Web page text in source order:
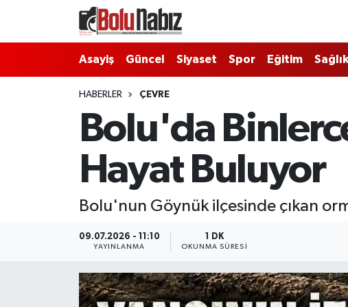
Asayiş Güncel Siyaset Spor Eğitim Sağlık
HABERLER ÇEVRE
Bolu'da
Hayat Buluyor
Bolu'nun Göynük ilçesinde çıkan
09.07.2026 - 11:10
YAYINLANMA
1 DK
OKUNMA SÜRESI
Bolu Namaz Vakitleri
Bolu Trafik Yoğunluk Haritası
Süper Lig Puan Durumu ve Fikstür
Haber Arşivi